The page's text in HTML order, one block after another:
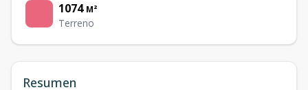
1074 M²
Terreno
Resumen